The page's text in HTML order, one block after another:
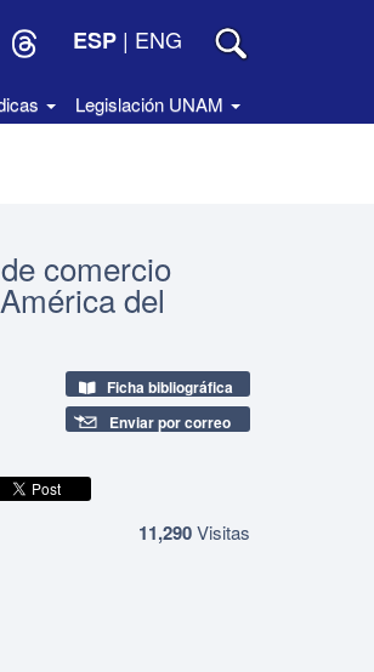
ESP | ENG
Legislación UNAM
comercio
del
Ficha bibliográfica
Enviar por correo
11,290Visitas